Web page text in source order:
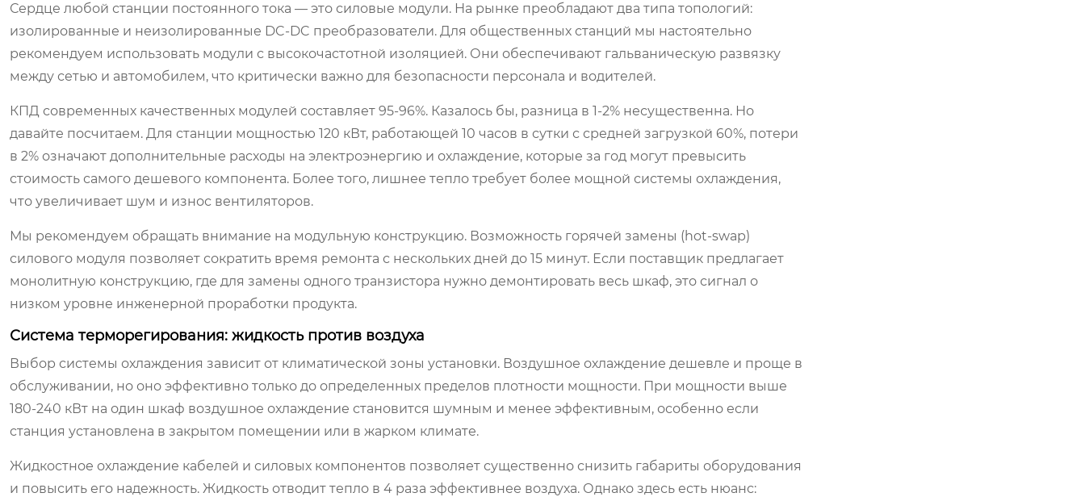
Сердце любой станции постоянного тока — это силовые модули. На рынке преобладают два типа топологий:
изолированные и неизолированные DC-DC преобразователи. Для общественных станций мы настоятельно
рекомендуем использовать модули с высокочастотной изоляцией. Они обеспечивают гальваническую развязку
между сетью и автомобилем, что критически важно для безопасности персонала и водителей.
КПД современных качественных модулей составляет 95-96%. Казалось бы, разница в 1-2% несущественна. Но
давайте посчитаем. Для станции мощностью 120 кВт, работающей 10 часов в сутки с средней загрузкой 60%, потери
в 2% означают дополнительные расходы на электроэнергию и охлаждение, которые за год могут превысить
стоимость самого дешевого компонента. Более того, лишнее тепло требует более мощной системы охлаждения,
что увеличивает шум и износ вентиляторов.
Мы рекомендуем обращать внимание на модульную конструкцию. Возможность горячей замены (hot-swap)
силового модуля позволяет сократить время ремонта с нескольких дней до 15 минут. Если поставщик предлагает
монолитную конструкцию, где для замены одного транзистора нужно демонтировать весь шкаф, это сигнал о
низком уровне инженерной проработки продукта.
Система терморегирования: жидкость против воздуха
Выбор системы охлаждения зависит от климатической зоны установки. Воздушное охлаждение дешевле и проще в
обслуживании, но оно эффективно только до определенных пределов плотности мощности. При мощности выше
180-240 кВт на один шкаф воздушное охлаждение становится шумным и менее эффективным, особенно если
станция установлена в закрытом помещении или в жарком климате.
Жидкостное охлаждение кабелей и силовых компонентов позволяет существенно снизить габариты оборудования
и повысить его надежность. Жидкость отводит тепло в 4 раза эффективнее воздуха. Однако здесь есть нюанс: